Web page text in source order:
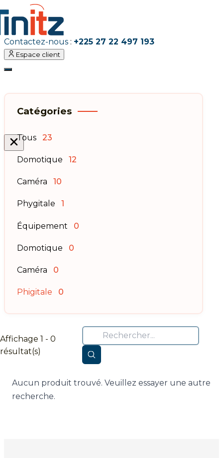
Contactez-nous : +225 27 22 497 193
Espace client
Catégories
Tous 23
Domotique 12
Caméra 10
Phygitale 1
Équipement 0
Domotique 0
Caméra 0
Phigitale 0
Affichage 1 - 0
résultat(s)
Aucun produit trouvé. Veuillez essayer une autre
recherche.